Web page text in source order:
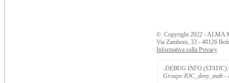
© Copyright 2022 - ALMA
Via Zamboni, 33 - 40126
Informativa sulla Privacy
-DEBUG INFO (STATIC):
Groups:IOC_deny_auth -